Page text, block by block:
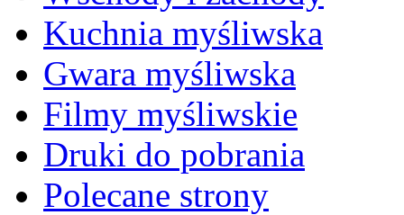
Kuchnia myśliwska
Gwara myśliwska
Filmy myśliwskie
Druki do pobrania
Polecane strony